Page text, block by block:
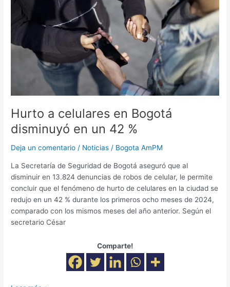
Hurto a celulares en Bogotá
disminuyó en un 42 %
Deja un comentario / Noticias / Bogota AmPM
La Secretaría de Seguridad de Bogotá aseguró que al
disminuir en 13.824 denuncias de robos de celular, le permite
concluir que el fenómeno de hurto de celulares en la ciudad se
redujo en un 42 % durante los primeros ocho meses de 2024,
comparado con los mismos meses del año anterior. Según el
secretario César
Comparte!
celulares
Bogotá
disminuyó
%